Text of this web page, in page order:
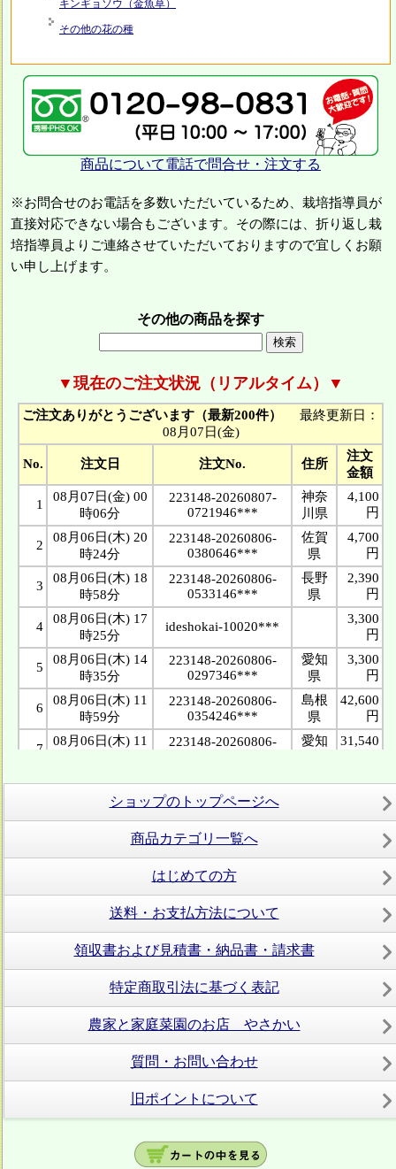
キンギョソウ（金魚草）
その他の花の種
商品について電話で問合せ・注文する
※お問合せのお電話を多数いただいているため、栽培指導員が
直接対応できない場合もございます。その際には、折り返し栽
培指導員よりご連絡させていただいておりますので宜しくお願
い申し上げます。
その他の商品を探す
▼現在のご注文状況（リアルタイム）▼
ショップのトップページへ
商品カテゴリ一覧へ
はじめての方
送料・お支払方法について
領収書および見積書・納品書・請求書
特定商取引法に基づく表記
農家と家庭菜園のお店 やさかい
質問・お問い合わせ
旧ポイントについて